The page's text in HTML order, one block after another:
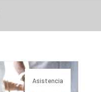
Asistencia